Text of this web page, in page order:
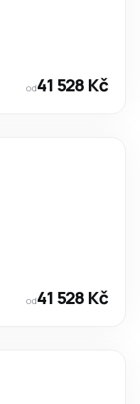
od41 528 Kč
od41 528 Kč